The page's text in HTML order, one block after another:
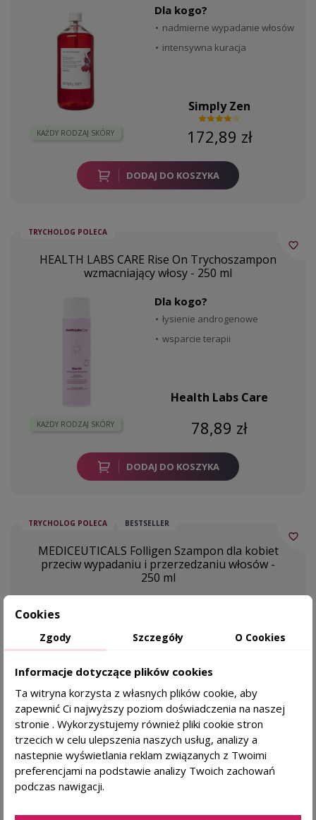
KAŻDY RODZAJ SKÓRY
Dla kogo?
nadmierne wypadanie włosów
intensywna kuracja
Simply Zen
172,89 zł
DODAJ DO KOSZYKA
TRYCHOLOG POLECA
HEALTH LABS CARE Rise On Trychoszampon
wzmacniający włosy - 250 ml
KAŻDY RODZAJ SKÓRY
Dla kogo?
łysienie androgenowe
wsparcie terapii
Health Labs Care
78,89 zł
DODAJ DO KOSZYKA
favorite_border
TRYCHOLOG POLECA BESTSELLER
MEDICEUTICALS Folligen Szampon dla kobiet
przeciw wypadaniu i przerzedzaniu włosów -
250 ml
KAŻDY RODZAJ SKÓRY
zmiany hormonalne
Mediceuticals
124,00 zł
DODAJ DO KOSZYKA
favorite_border
Cookies
Zgody Szczegóły O Cookies
Informacje dotyczące plików cookies
Ta witryna korzysta z własnych plików cookie, aby
zapewnić Ci najwyższy poziom doświadczenia na naszej
stronie . Wykorzystujemy również pliki cookie stron
trzecich w celu ulepszenia naszych usług, analizy a
nastepnie wyświetlania reklam związanych z Twoimi
preferencjami na podstawie analizy Twoich zachowań
podczas nawigacji.